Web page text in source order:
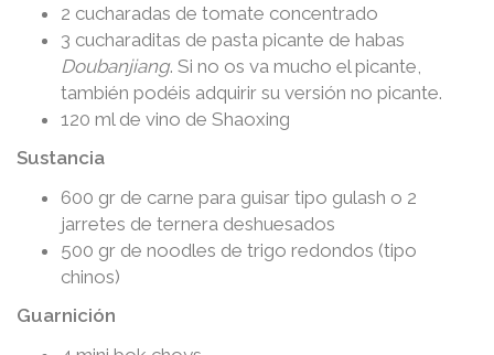
2 cucharadas de tomate concentrado
3 cucharaditas de pasta picante de habas
Doubanjiang. Si no os va mucho el picante,
también podéis adquirir su versión no picante.
120 ml de vino de Shaoxing
Sustancia
600 gr de carne para guisar tipo gulash o 2
jarretes de ternera deshuesados
500 gr de noodles de trigo redondos (tipo
chinos)
Guarnición